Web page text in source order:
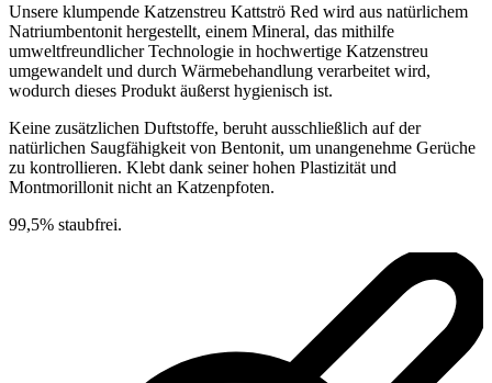
Unsere klumpende Katzenstreu Kattströ Red wird aus natürlichem
Natriumbentonit hergestellt, einem Mineral, das mithilfe
umweltfreundlicher Technologie in hochwertige Katzenstreu
umgewandelt und durch Wärmebehandlung verarbeitet wird,
wodurch dieses Produkt äußerst hygienisch ist.
Keine zusätzlichen Duftstoffe, beruht ausschließlich auf der
natürlichen Saugfähigkeit von Bentonit, um unangenehme Gerüche
zu kontrollieren. Klebt dank seiner hohen Plastizität und
Montmorillonit nicht an Katzenpfoten.
99,5% staubfrei.